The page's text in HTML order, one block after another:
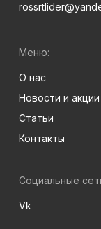
Меню:
О нас
Новости и акции
Статьи
Контакты
Социальные
Vk